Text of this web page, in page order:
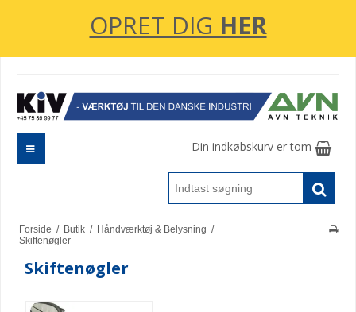
OPRET DIG HER
Din indkøbskurv er tom
Forside / Butik / Håndværktøj & Belysning /
Skiftenøgler
Skiftenøgler